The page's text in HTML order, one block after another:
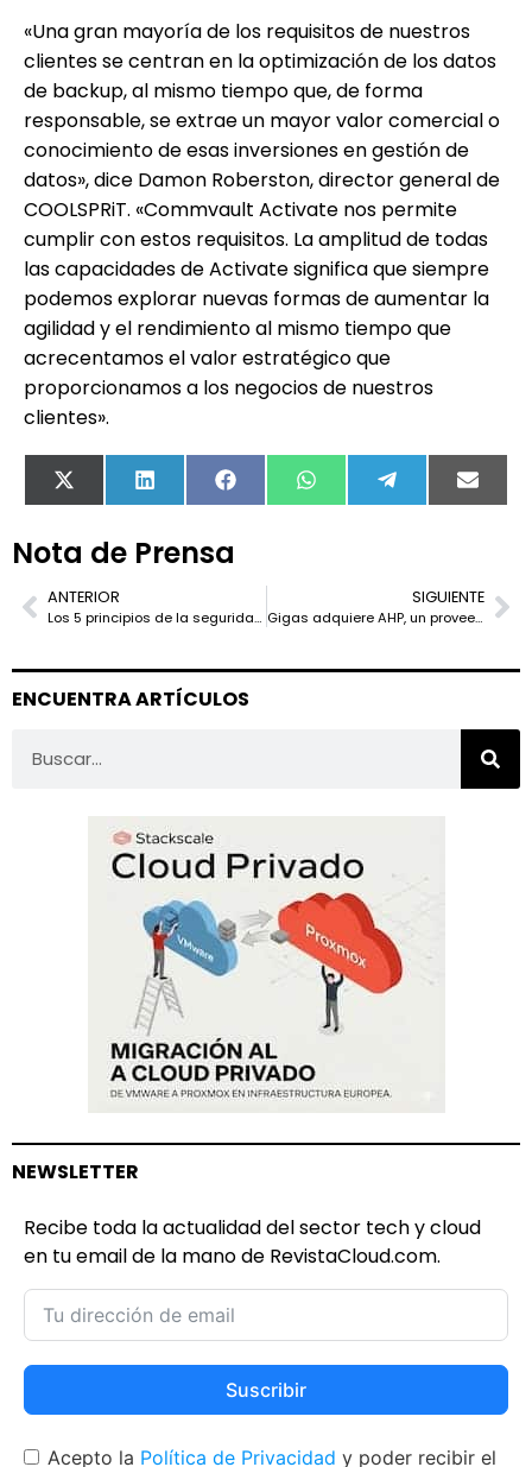
«Una gran mayoría de los requisitos de nuestros
clientes se centran en la optimización de los datos
de backup, al mismo tiempo que, de forma
responsable, se extrae un mayor valor comercial o
conocimiento de esas inversiones en gestión de
datos», dice Damon Roberston, director general de
COOLSPRiT. «Commvault Activate nos permite
cumplir con estos requisitos. La amplitud de todas
las capacidades de Activate significa que siempre
podemos explorar nuevas formas de aumentar la
agilidad y el rendimiento al mismo tiempo que
acrecentamos el valor estratégico que
proporcionamos a los negocios de nuestros
clientes».
X
(Twitter)
LinkedIn FacebookWhatsApp TelegramEmail
Nota de Prensa
ANTERIOR
Los 5 principios de la seguridad en los centros de datos
SIGUIENTE
Gigas adquiere AHP, un proveedor cloud en Portugal
ENCUENTRA ARTÍCULOS
NEWSLETTER
Recibe toda la actualidad del sector tech y cloud
en tu email de la mano de RevistaCloud.com.
Suscribir
Acepto la Política de Privacidad y poder recibir el